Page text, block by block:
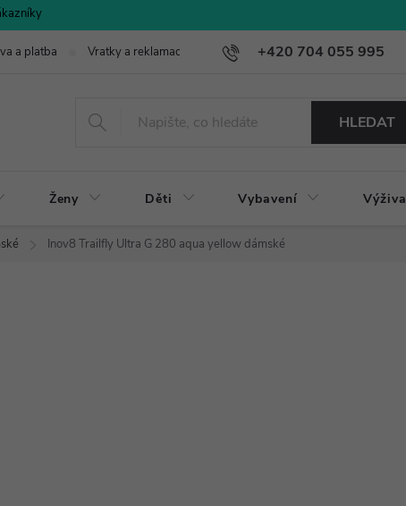
+420 704 055 995
a platba Vratky a reklamace
HLEDAT
Ženy Děti Vybavení Výživa
Inov8 Trailfly Ultra G 280 aqua yellow dámské